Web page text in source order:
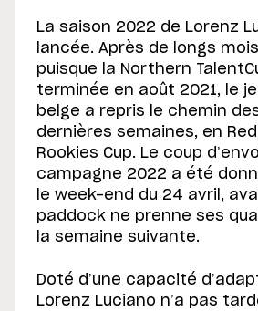
La saison 2022 de Lorenz
lancée. Après de longs
puisque la Northern
terminée en août 2021, le
belge a repris le chemin
dernières semaines, en Red
Rookies Cup. Le coup
campagne 2022 a été
le week-end du 24 avril,
paddock ne prenne ses
la semaine suivante.
Doté d’une capacité
Lorenz Luciano n’a pas